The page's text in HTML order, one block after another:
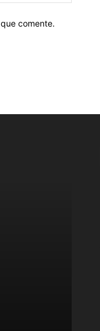
comente.